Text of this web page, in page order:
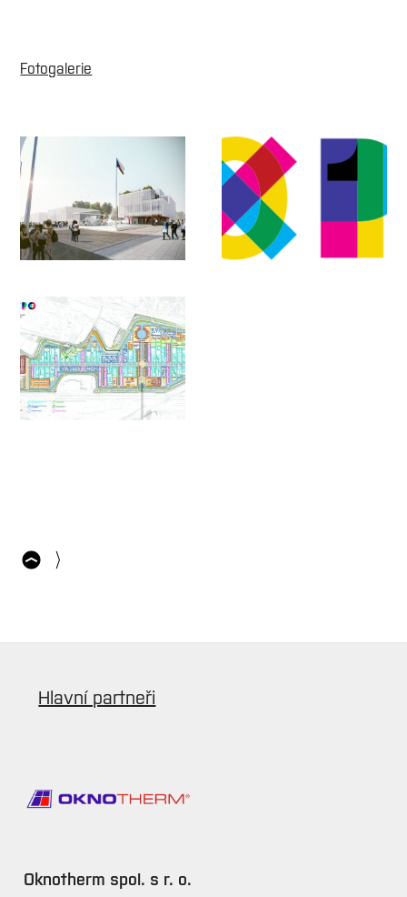
Fotogalerie
Hlavní partneři
Oknotherm spol. s r. o.